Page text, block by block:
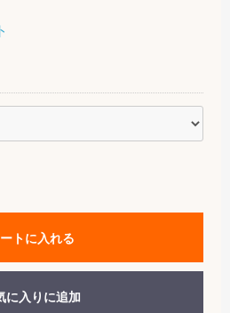
トに入れる
に入りに追加